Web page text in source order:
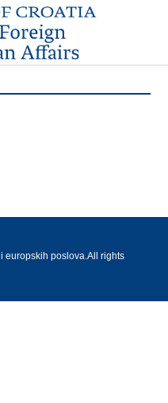
europskih poslova.All rights